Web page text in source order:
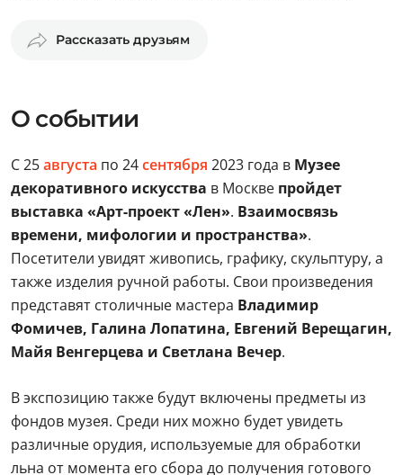
Рассказать друзьям
О событии
С 25августа по 24сентября 2023 года в Музее
декоративного искусства в Москве пройдет
выставка «Арт-проект «Лен». Взаимосвязь
времени, мифологии и пространства».
Посетители увидят живопись, графику, скульптуру, а
также изделия ручной работы. Свои произведения
представят столичные мастера Владимир
Фомичев, Галина Лопатина, Евгений Верещагин,
Майя Венгерцева и Светлана Вечер.
В экспозицию также будут включены предметы из
фондов музея. Среди них можно будет увидеть
различные орудия, используемые для обработки
льна от момента его сбора до получения готового